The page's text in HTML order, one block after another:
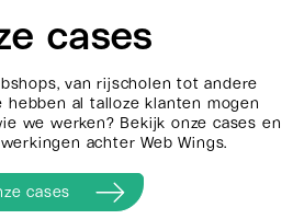
cases
van rijscholen tot andere
hebben al talloze klanten mogen
we werken? Bekijk onze cases en
achter Web Wings.
cases